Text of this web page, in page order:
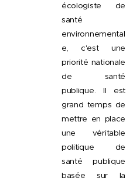
écologiste de
santé
environnemental
e, c'est une
priorité nationale
de santé
publique. Il est
grand temps de
mettre en place
une véritable
politique de
santé publique
basée sur la